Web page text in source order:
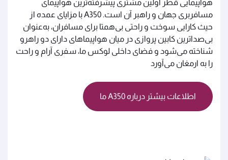
هواپیمایی قطر اولین مشتری پیشرفته‌ترین هواپیمای
مسافربری جهان و راهبر آن است. A350 با مزایای عمده از
حیث کارایی سوخت و راحتی بی‌همتا برای مسافران، به‌عنوان
بی‌صداترین کابین پروازی در میان هواپیماهای دارای دو راهرو
شناخته می‌شود و فضای داخلی لوکس ما، سفری آرام و راحت
را به ارمغان می‌آورد
اطلاعات بیشتر درباره A350 ما